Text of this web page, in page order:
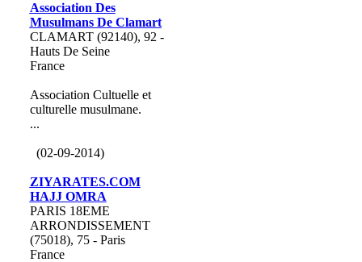
Association Des
Musulmans De Clamart
CLAMART (92140), 92 -
Hauts De Seine
France
Association Cultuelle et
culturelle musulmane.
...
(02-09-2014)
ZIYARATES.COM
HAJJ OMRA
PARIS 18EME
ARRONDISSEMENT
(75018), 75 - Paris
France